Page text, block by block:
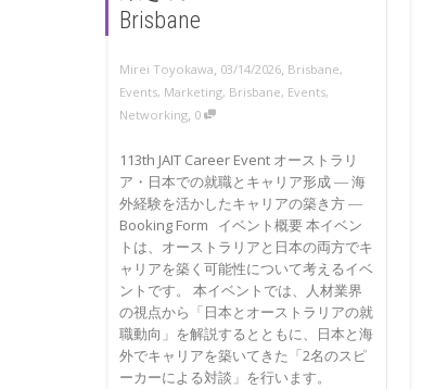
Brisbane
Mirei Toyokawa, 03/14/2026, Brisbane,
Events, Marketing, Brisbane, Events,
Networking, 0
113th JAIT Career Event オーストラリ
ア・日本での就職とキャリア形成 ― 海
外経験を活かしたキャリアの築き方 ―
Booking Form イベント概要 本イベン
トは、オーストラリアと日本の両方でキ
ャリアを築く可能性について考えるイベ
ントです。 本イベントでは、人材業界
の視点から「日本とオーストラリアの就
職動向」を解説するとともに、日本と海
外でキャリアを築いてきた「2名のスピ
ーカーによる対談」を行います。